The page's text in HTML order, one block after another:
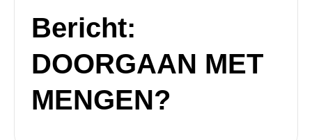
Bericht:
DOORGAAN MET
MENGEN?